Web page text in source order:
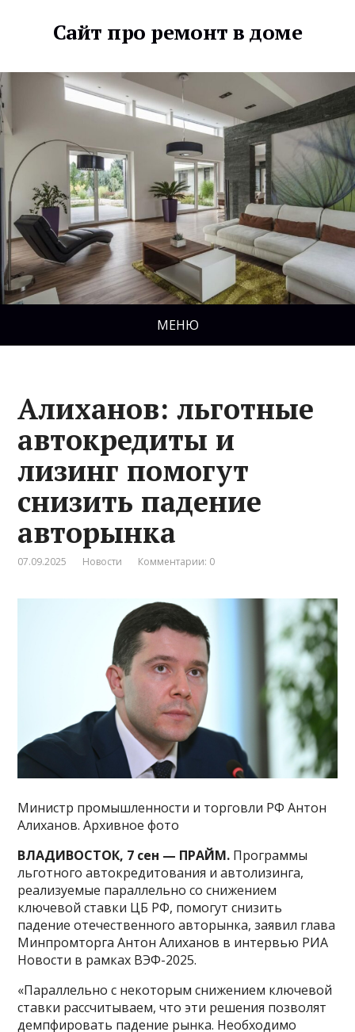
Сайт про ремонт в доме
МЕНЮ
Алиханов: льготные
автокредиты и
лизинг помогут
снизить падение
авторынка
07.09.2025 Новости Комментарии: 0
Министр промышленности и торговли РФ Антон
Алиханов. Архивное фото
ВЛАДИВОСТОК, 7 сен — ПРАЙМ. Программы
льготного автокредитования и автолизинга,
реализуемые параллельно со снижением
ключевой ставки ЦБ РФ, помогут снизить
падение отечественного авторынка, заявил глава
Минпромторга Антон Алиханов в интервью РИА
Новости в рамках ВЭФ-2025.
«Параллельно с некоторым снижением ключевой
ставки рассчитываем, что эти решения позволят
демпфировать падение рынка. Необходимо